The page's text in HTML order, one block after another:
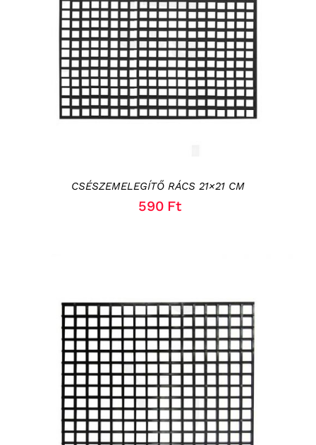
KOSÁRBA TESZEM / RÉSZLETEK
CSÉSZEMELEGÍTŐ RÁCS 21×21 CM
590 Ft
KOSÁRBA TESZEM / RÉSZLETEK